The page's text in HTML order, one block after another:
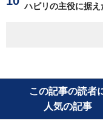
ハビリの主役に据
この記事の読者
人気の記事